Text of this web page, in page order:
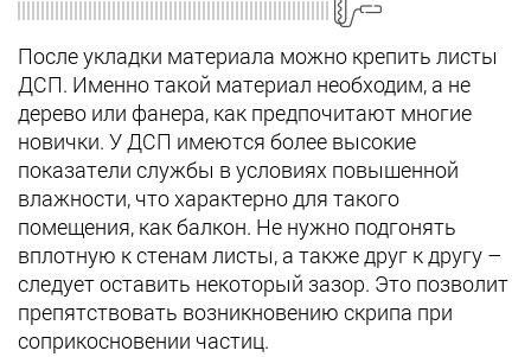
После укладки материала можно крепить листы
ДСП. Именно такой материал необходим, а не
дерево или фанера, как предпочитают многие
новички. У ДСП имеются более высокие
показатели службы в условиях повышенной
влажности, что характерно для такого
помещения, как балкон. Не нужно подгонять
вплотную к стенам листы, а также друг к другу –
следует оставить некоторый зазор. Это позволит
препятствовать возникновению скрипа при
соприкосновении частиц.